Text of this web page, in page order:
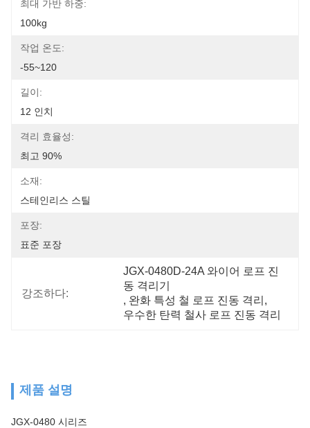
최대 가반 하중:
100kg
작업 온도:
-55~120
길이:
12 인치
격리 효율성:
최고 90%
소재:
스테인리스 스틸
포장:
표준 포장
강조하다:
JGX-0480D-24A 와이어 로프 진
동 격리기
, 완화 특성 철 로프 진동 격리 ,
우수한 탄력 철사 로프 진동 격리
제품 설명
JGX-0480 시리즈